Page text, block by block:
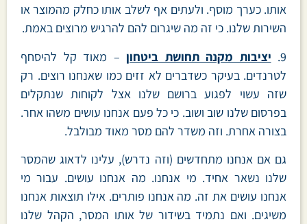
אותו. כערך מוסף. ולעתים אף לשלב אותו כחלק מהמוצר או
השירות שלנו. כי זה מה שיגרום להם להרגיש מרוצים באמת.
9.
יציבות מקנה תחושת ביטחון – מאוד קל להיסחף
לטרנדים. בעיקר כשדברים לא זזים כמו שאנחנו רוצים. רק
שזה עשוי לפגוע ברושם שלנו אצל לקוחות שנתקלים
בפרסום שלנו שוב ושוב. כי כל פעם אנחנו עושים משהו אחר.
בצורה אחרת. וזה משדר להם מסר מאוד מבולבל.
גם אם אנחנו מתחדשים (וזה נדרש), עלינו לדאוג שהמסר
שלנו נשאר אחיד. מי אנחנו. מה אנחנו עושים. עבור מי
אנחנו עושים את זה. מה אנחנו פותרים. אילו תוצאות אנחנו
משיגים. ואם נתמיד בשידור של אותו המסר, הקהל שלנו